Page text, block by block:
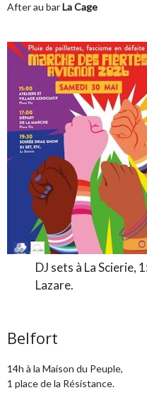
After au barLa Cage
DJ sets à La Scierie,
Lazare.
Belfort
14h à la Maison du Peuple,
1 place de la Résistance.